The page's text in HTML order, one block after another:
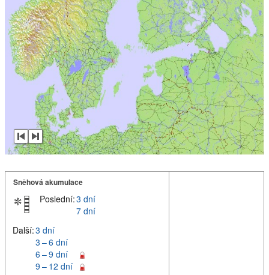
Sněhová akumulace
Poslední:3 dní
7 dní
Další:3 dní
3 – 6 dní
6 – 9 dní
9 – 12 dní